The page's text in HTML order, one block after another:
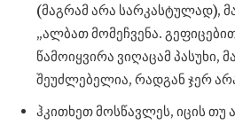
(მაგრამ არა სარკასტულად),
„ალბათ მომეჩვენა.
წამოიყვირა ვიღაცამ პასუხი,
შეუძლებელია, რადგან ჯერ
ჰკითხეთ მოსწავლეს, იცის თუ